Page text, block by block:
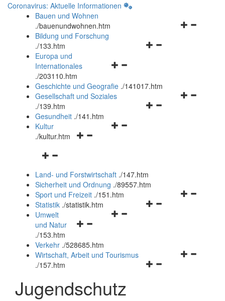
Coronavirus: Aktuelle Informationen
Bauen und Wohnen
./bauenundwohnen.htm
Navigationsmenü
Bildung und Forschung
./133.htm
Navigationsmenü
und
schließen
Europa und
Internationales
./203110.htm
Geschichte und Geografie ./141017.htm
Navigationsmenü
Gesellschaft und Soziales
./139.htm
Navigationsmenü
Gesundheit ./141.htm
Navigationsmenü
Kultur
./kultur.htm
Navigationsmenü
und
schließen
Land- und Forstwirtschaft ./147.htm
Sicherheit und Ordnung ./89557.htm
Navigationsmenü
Sport und Freizeit ./151.htm
Navigationsmenü
Statistik ./statistik.htm
Navigationsmenü
und
schließen
Umwelt
und Natur
./153.htm
Verkehr ./528685.htm
Navigationsmenü
Wirtschaft, Arbeit und Tourismus
./157.htm
Jugendschutz